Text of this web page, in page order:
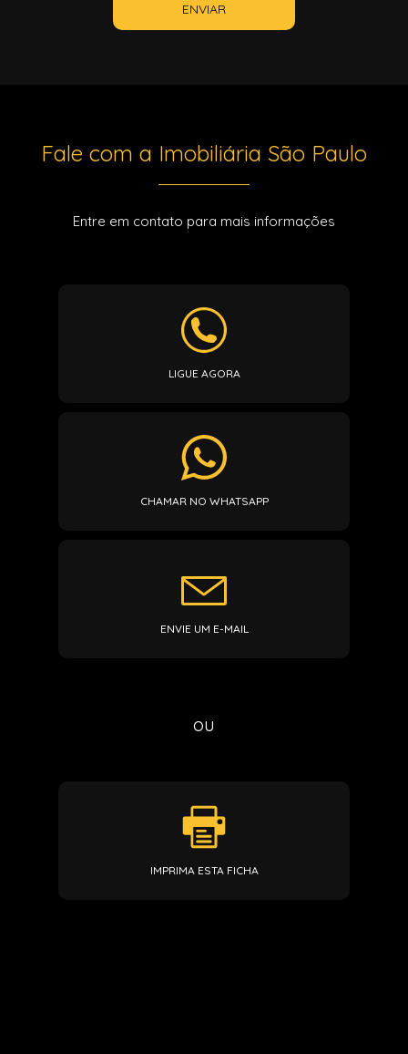
ENVIAR
Fale com a Imobiliária São Paulo
Entre em contato para mais informações
LIGUE AGORA
CHAMAR NO WHATSAPP
ENVIE UM E-MAIL
ou
IMPRIMA ESTA FICHA